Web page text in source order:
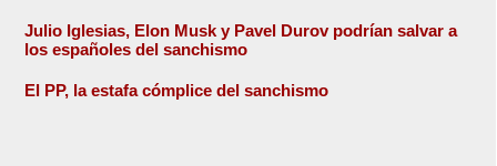
Julio Iglesias, Elon Musk y Pavel Durov podrían salvar a
los españoles del sanchismo
El PP, la estafa cómplice del sanchismo